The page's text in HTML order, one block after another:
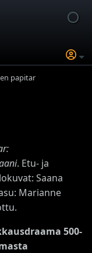
papitar
. Etu- ja
Saana
Marianne
500-